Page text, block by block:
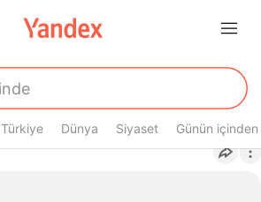
Türkiye Dünya Siyaset Günün içinden